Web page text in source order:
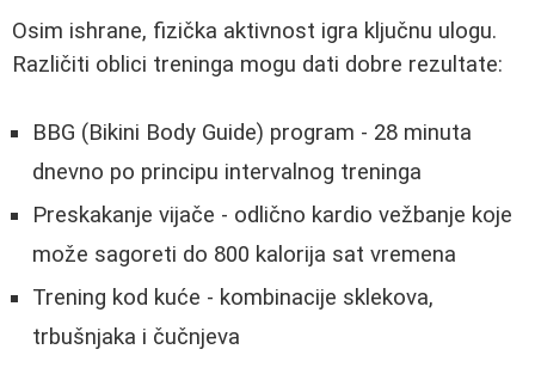
Osim ishrane, fizička aktivnost igra ključnu ulogu.
Različiti oblici treninga mogu dati dobre rezultate:
BBG (Bikini Body Guide) program - 28 minuta
dnevno po principu intervalnog treninga
Preskakanje vijače - odlično kardio vežbanje koje
može sagoreti do 800 kalorija sat vremena
Trening kod kuće - kombinacije sklekova,
trbušnjaka i čučnjeva